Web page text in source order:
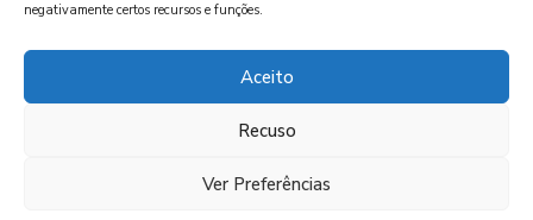
negativamente certos recursos e funções.
Aceito
Recuso
Ver Preferências
POLÍTICA DE PRIVACIDADE
DAS DENÚNCIAS